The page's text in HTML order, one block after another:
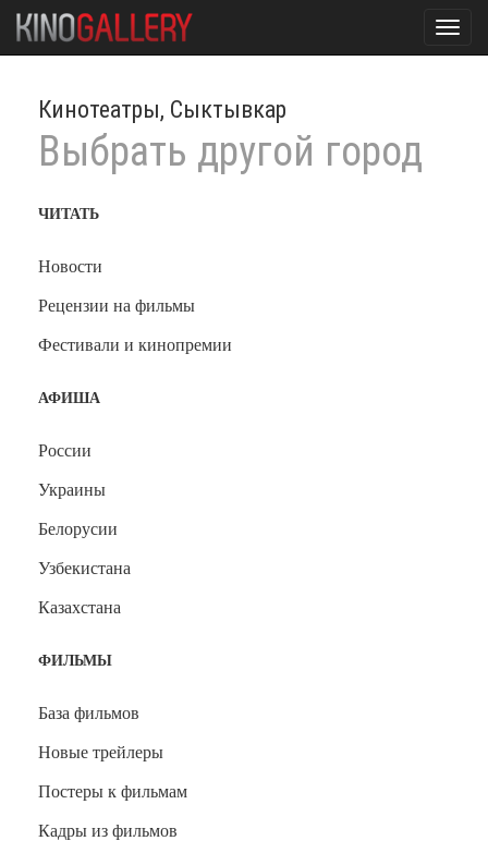
Кинотеатры, Сыктывкар
Выбрать другой город
ЧИТАТЬ
Новости
Рецензии на фильмы
Фестивали и кинопремии
АФИША
России
Украины
Белорусии
Узбекистана
Казахстана
ФИЛЬМЫ
База фильмов
Новые трейлеры
Постеры к фильмам
Кадры из фильмов